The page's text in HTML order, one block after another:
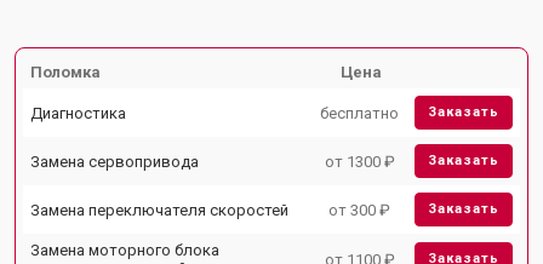
Поломка Цена
Диагностика бесплатно Заказать
Замена сервопривода от 1300 ₽ Заказать
Замена переключателя скоростей от 300 ₽ Заказать
Замена моторного блока
от 1100 ₽ Заказать